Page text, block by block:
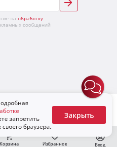
поступлении
Корзина Избранное Вход
на обработку
сообщений
товаров
Конфиденциальность
запретить
браузера.
Закрыть